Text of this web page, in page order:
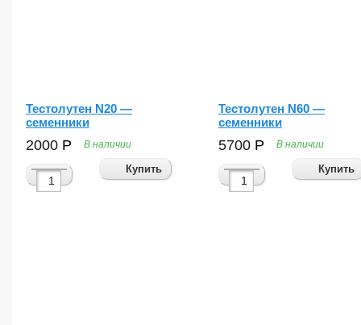
Тестолутен N20 —
семенники
2000 Р В наличии
Купить
Тестолутен N60 —
семенники
5700 Р В наличии
Купить